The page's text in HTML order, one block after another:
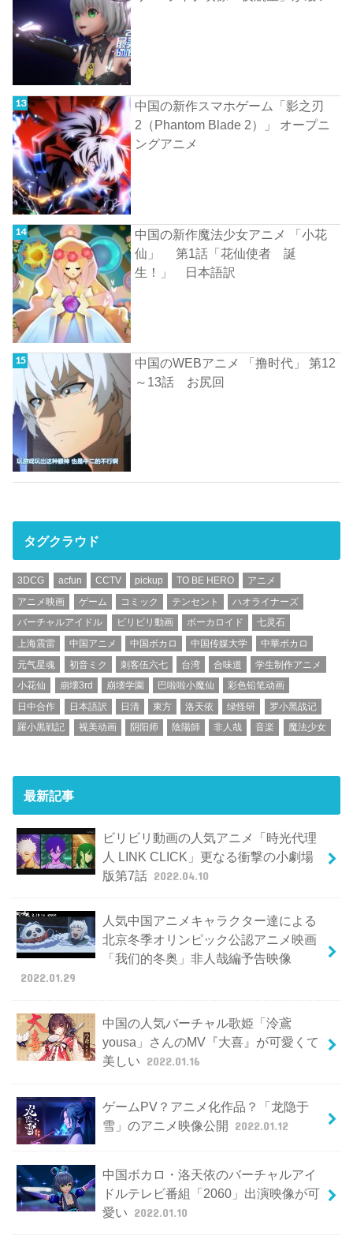
中国の新作スマホゲーム「影之刃
2（Phantom Blade 2）」 オープニ
ングアニメ
中国の新作魔法少女アニメ 「小花
仙」 第1話「花仙使者 誕
生！」 日本語訳
中国のWEBアニメ 「撸时代」 第12
～13話 お尻回
タグクラウド
3DCG acfun CCTV pickup TO BE HERO
アニメ
アニメ映画
ゲーム コミック テンセント
ハオライナーズ
バーチャルアイドル
ビリビリ動画 ボーカロイド
七灵石
上海震雷
中国アニメ 中国ボカロ 中国传媒大学
中華ボカロ
元气星魂
初音ミク 刺客伍六七 台湾 合味道
学生制作アニメ
小花仙
崩壊3rd 崩壊学園 巴啦啦小魔仙
彩色铅笔动画
日中合作
日本語訳 日清 東方 洛天依 绿怪研
罗小黑战记
羅小黒戦記
视美动画 阴阳师 陰陽師 非人哉 音楽 魔法少女
最新記事
ビリビリ動画の人気アニメ「時光代理
人 LINK CLICK」更なる衝撃の小劇場
版第7話 2022.04.10
人気中国アニメキャラクター達による
北京冬季オリンピック公認アニメ映画
「我们的冬奥」非人哉編予告映像
2022.01.29
中国の人気バーチャル歌姫「泠鳶
yousa」さんのMV『大喜』が可愛くて
美しい 2022.01.16
ゲームPV？アニメ化作品？「龙隐于
雪」のアニメ映像公開
2022.01.12
中国ボカロ・洛天依のバーチャルアイ
ドルテレビ番組「2060」出演映像が可
愛い 2022.01.10